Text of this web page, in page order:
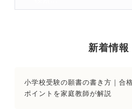
索:
新着情報
小学校受験の願書の書き方｜合
ポイントを家庭教師が解説